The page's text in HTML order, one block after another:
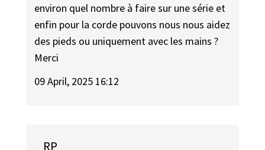
environ quel nombre à faire sur une série et
enfin pour la corde pouvons nous nous aidez
des pieds ou uniquement avec les mains ?
Merci
09 April, 2025 16:12
RP